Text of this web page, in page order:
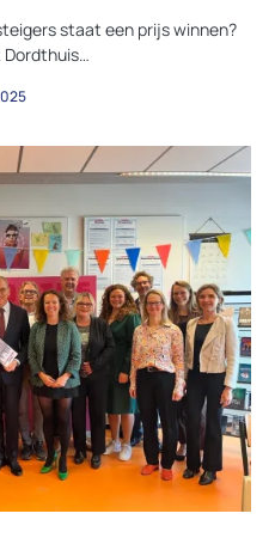
staat een prijs winnen?
Dordthuis…